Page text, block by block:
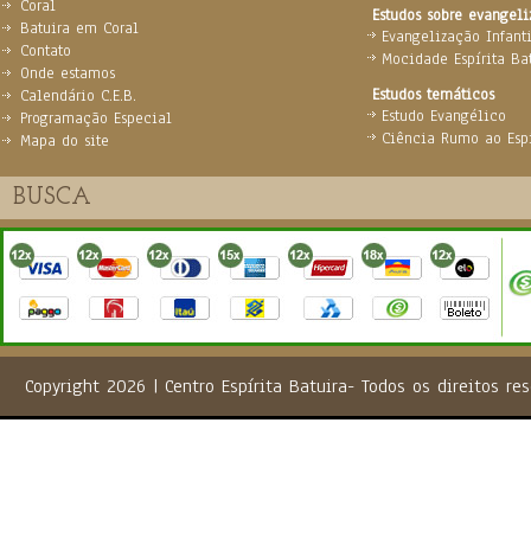
Estudos sobre
Evangelização
Mocidade Espírita
Estudos temáticos
Estudo Evangélico
Ciência Rumo ao
Coral
Batuira em Coral
Contato
Onde estamos
Calendário C.E.B.
Programação Especial
Mapa do site
Copyright 2026 | Centro Espírita Batuira- Todos os